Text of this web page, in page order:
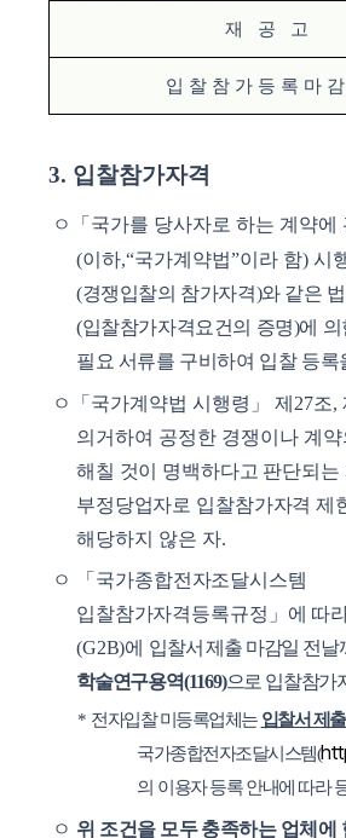
재 공 고
입 찰 참 가 등 록 마 감
3. 입찰참가자격
ㅇ 「 국가를 당사자로 하는 계약에
(이하,“국가계약법”이라 함) 시
(경쟁입찰의 참가자격)와 같은
(입찰참가자격요건의 증명)에 의
필요 서류를 구비하여 입찰 등록
ㅇ 「 국가계약법 시행령 」제 27조,
의거하여 공정한 경쟁이나 계
해칠 것이 명백하다고 판단되는
부정당업자로 입찰참가자격 제
해당하지 않은 자.
ㅇ 「 국가종합전자조달시스템
입찰참가자격등록규정 」 에 따
(G2B)에 입찰서 제출 마감일 전날
학술연구용역(1169)으로 입찰참가
* 전자입찰 미등록업체는 입찰서 제
국가종합전자조달시스템(
의 이용자 등록 안내에 따라
ㅇ 위 조건을 모두 충족하는 업체에